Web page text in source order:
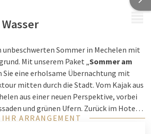
unbeschwerten Sommer in Mechelen mit
Mit unserem Paket „Sommer am
Sie eine erholsame Übernachtung mit
mitten durch die Stadt. Vom Kajak aus
aus einer neuen Perspektive, vorbei
und grünen Ufern. Zurück im Hotel
Sie der Komfort eines stilvoll
IHR ARRANGEMENT